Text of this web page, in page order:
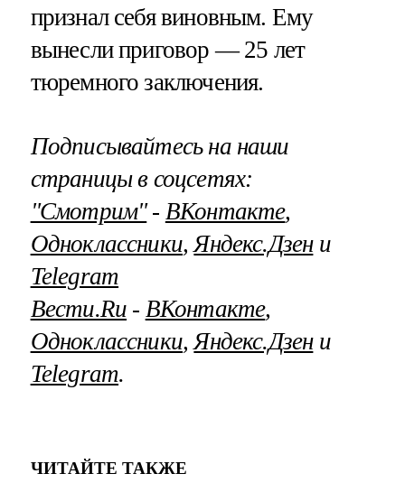
признал себя виновным. Ему
вынесли приговор — 25 лет
тюремного заключения.
Подписывайтесь на наши
страницы в соцсетях:
"Смотрим"‐ ВКонтакте,
Одноклассники,Яндекс.Дзени
Telegram
Вести.Ru ‐ ВКонтакте,
Одноклассники,Яндекс.Дзени
Telegram.
ЧИТАЙТЕ ТАКЖЕ